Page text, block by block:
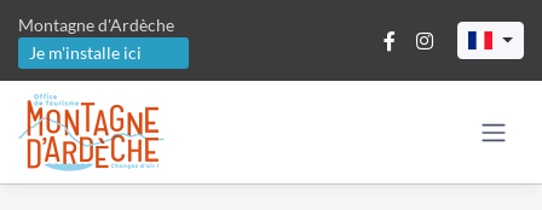
contenu
Montagne d'Ardèche
Je m'installe ici